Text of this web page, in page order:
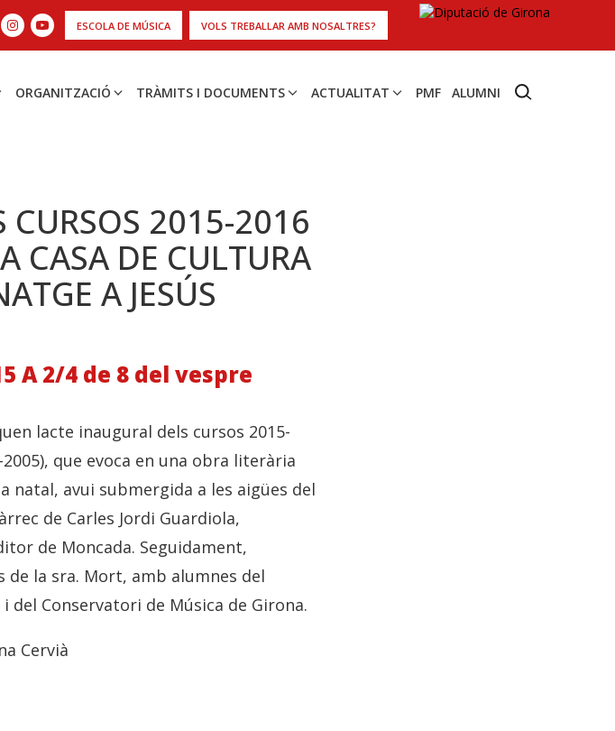
ESCOLA DE MÚSICA VOLS TREBALLAR AMB NOSALTRES?
ORGANITZACIÓ TRÀMITS I DOCUMENTS ACTUALITAT PMF ALUMNI
CURSOS 2015-2016
CASA DE CULTURA
A JESÚS
A 2/4 de 8 del vespre
lacte inaugural dels cursos 2015-
2005), que evoca en una obra literària
natal, avui submergida a les aigües del
de Carles Jordi Guardiola,
de Moncada. Seguidament,
la sra. Mort, amb alumnes del
del Conservatori de Música de Girona.
Cervià